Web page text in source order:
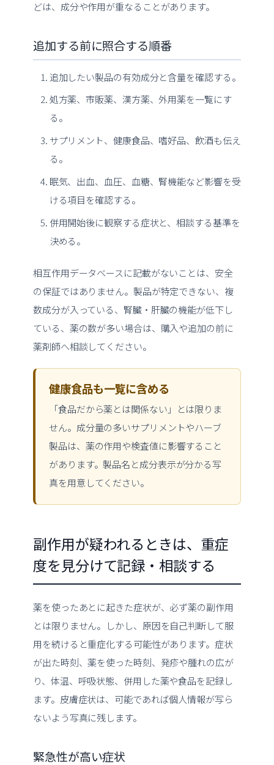
どは、成分や作用が重なることがあります。
追加する前に照合する順番
追加したい製品の有効成分と含量を確認する。
処方薬、市販薬、漢方薬、外用薬を一覧にす
る。
サプリメント、健康食品、嗜好品、飲酒も伝え
る。
眠気、出血、血圧、血糖、腎機能など影響を受
ける項目を確認する。
併用開始後に観察する症状と、相談する基準を
決める。
相互作用データベースに記載がないことは、安全
の保証ではありません。製品が特定できない、複
数成分が入っている、腎臓・肝臓の機能が低下し
ている、薬の数が多い場合は、購入や追加の前に
薬剤師へ相談してください。
健康食品も一覧に含める
「食品だから薬とは関係ない」とは限りま
せん。成分量の多いサプリメントやハーブ
製品は、薬の作用や検査値に影響すること
があります。製品名と成分表示が分かる写
真を用意してください。
副作用が疑われるときは、重症
度を見分けて記録・相談する
薬を使ったあとに起きた症状が、必ず薬の副作用
とは限りません。しかし、原因を自己判断して服
用を続けると重症化する可能性があります。症状
が出た時刻、薬を使った時刻、発疹や腫れの広が
り、体温、呼吸状態、併用した薬や食品を記録し
ます。皮膚症状は、可能であれば個人情報が写ら
ないよう写真に残します。
緊急性が高い症状